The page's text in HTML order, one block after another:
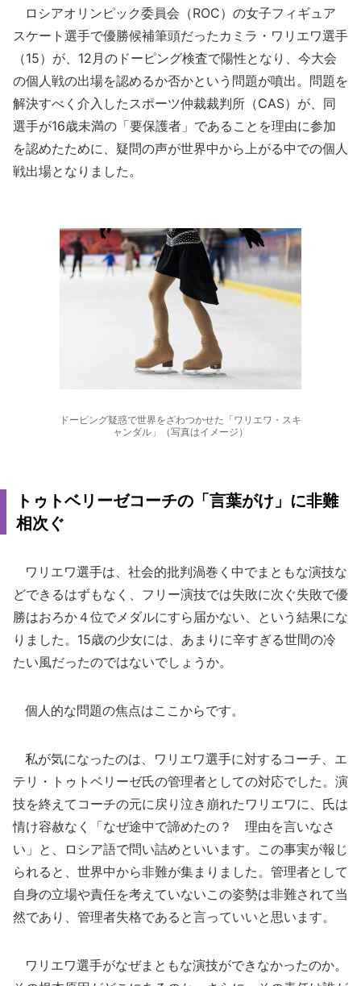
ロシアオリンピック委員会（ROC）の女子フィギュア
スケート選手で優勝候補筆頭だったカミラ・ワリエワ選手
（15）が、12月のドーピング検査で陽性となり、今大会
の個人戦の出場を認めるか否かという問題が噴出。問題を
解決すべく介入したスポーツ仲裁裁判所（CAS）が、同
選手が16歳未満の「要保護者」であることを理由に参加
を認めたために、疑問の声が世界中から上がる中での個人
戦出場となりました。
ドーピング疑惑で世界をざわつかせた「ワリエワ・スキ
ャンダル」（写真はイメージ）
トゥトベリーゼコーチの「言葉がけ」に非難
相次ぐ
ワリエワ選手は、社会的批判渦巻く中でまともな演技な
どできるはずもなく、フリー演技では失敗に次ぐ失敗で優
勝はおろか４位でメダルにすら届かない、という結果にな
りました。15歳の少女には、あまりに辛すぎる世間の冷
たい風だったのではないでしょうか。
個人的な問題の焦点はここからです。
私が気になったのは、ワリエワ選手に対するコーチ、エ
テリ・トゥトベリーゼ氏の管理者としての対応でした。演
技を終えてコーチの元に戻り泣き崩れたワリエワに、氏は
情け容赦なく「なぜ途中で諦めたの？ 理由を言いなさ
い」と、ロシア語で問い詰めといいます。この事実が報じ
られると、世界中から非難が集まりました。管理者として
自身の立場や責任を考えていないこの姿勢は非難されて当
然であり、管理者失格であると言っていいと思います。
ワリエワ選手がなぜまともな演技ができなかったのか。